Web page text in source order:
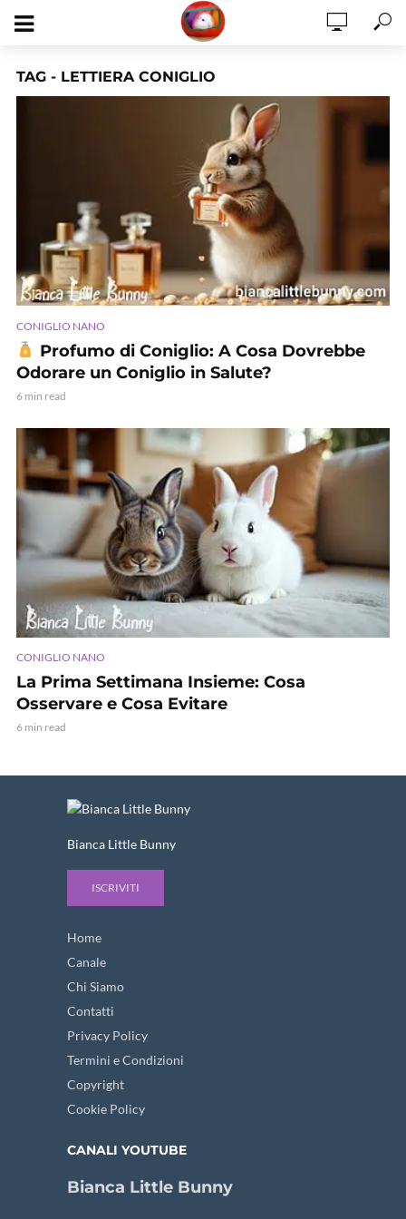
TAG - LETTIERA CONIGLIO
CONIGLIO NANO
Profumo di Coniglio: A Cosa Dovrebbe
Odorare un Coniglio in Salute?
6 min read
CONIGLIO NANO
La Prima Settimana Insieme: Cosa
Osservare e Cosa Evitare
6 min read
Bianca Little Bunny
ISCRIVITI
Home
Canale
Chi Siamo
Contatti
Privacy Policy
Termini e Condizioni
Copyright
Cookie Policy
CANALI YOUTUBE
Bianca Little Bunny